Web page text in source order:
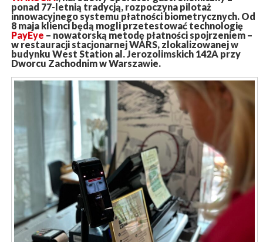
ponad 77-letnią tradycją, rozpoczyna pilotaż
innowacyjnego systemu płatności biometrycznych. Od
8 maja klienci będą mogli przetestować technologię
PayEye – nowatorską metodę płatności spojrzeniem –
w restauracji stacjonarnej WARS, zlokalizowanej w
budynku West Station al. Jerozolimskich 142A przy
Dworcu Zachodnim w Warszawie.